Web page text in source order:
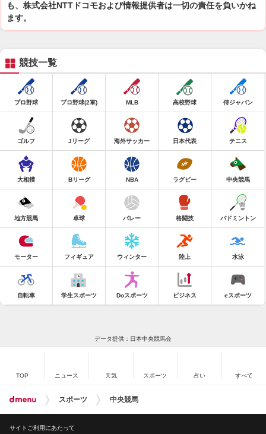
も、株式会社NTTドコモおよび情報提供者は一切の責任を負いかね
ます。
競技一覧
プロ野球 プロ野球(2軍) MLB 高校野球 侍ジャパン
ゴルフ Jリーグ 海外サッカー 日本代表 テニス
大相撲 Bリーグ NBA ラグビー 中央競馬
地方競馬 卓球 バレー 格闘技 バドミントン
モーター フィギュア ウィンター 陸上 水泳
自転車 学生スポーツ Doスポーツ ビジネス eスポーツ
データ提供：日本中央競馬会
TOP ニュース 天気 スポーツ 占い すべて
スポーツ 中央競馬
サイトご利用にあたって